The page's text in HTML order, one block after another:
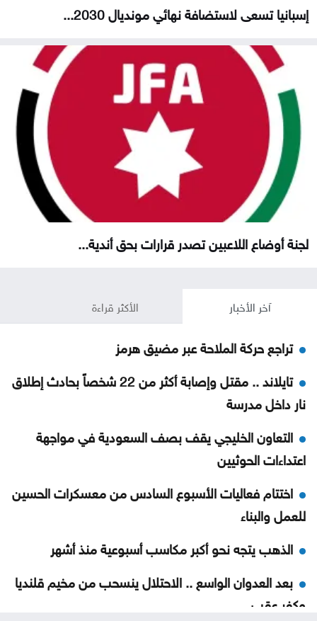
إسبانيا تسعى لاستضافة نهائي مونديال 2030...
لجنة أوضاع اللاعبين تصدر قرارات بحق أندية...
آخر الأخبار الأكثر قراءة
تراجع حركة الملاحة عبر مضيق هرمز
تايلاند .. مقتل وإصابة أكثر من 22 شخصاً بحادث إطلاق
نار داخل مدرسة
التعاون الخليجي يقف بصف السعودية في مواجهة
اعتداءات الحوثيين
اختتام فعاليات الأسبوع السادس من معسكرات الحسين
للعمل والبناء
الذهب يتجه نحو أكبر مكاسب أسبوعية منذ أشهر
بعد العدوان الواسع .. الاحتلال ينسحب من مخيم قلنديا
وكفر عقب